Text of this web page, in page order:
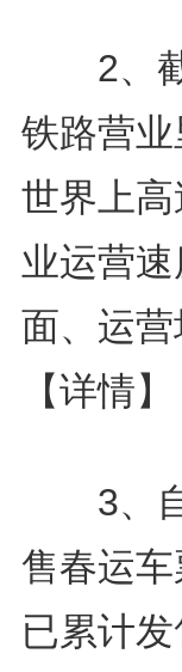
2、截
铁路营
世界上
业运营
面、运
【详情】
3、自
售春运
已累计